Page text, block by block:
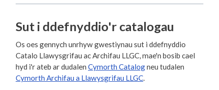
Sut i ddefnyddio'r catalogau
Os oes gennych unrhyw gwestiynau sut i ddefnyddio
Catalo Llawysgrifau ac Archifau LLGC, mae'n bosib cael
hyd i'r ateb ar dudalen Cymorth Catalogneu tudalen
Cymorth Archifau a Llawysgrifau LLGC.